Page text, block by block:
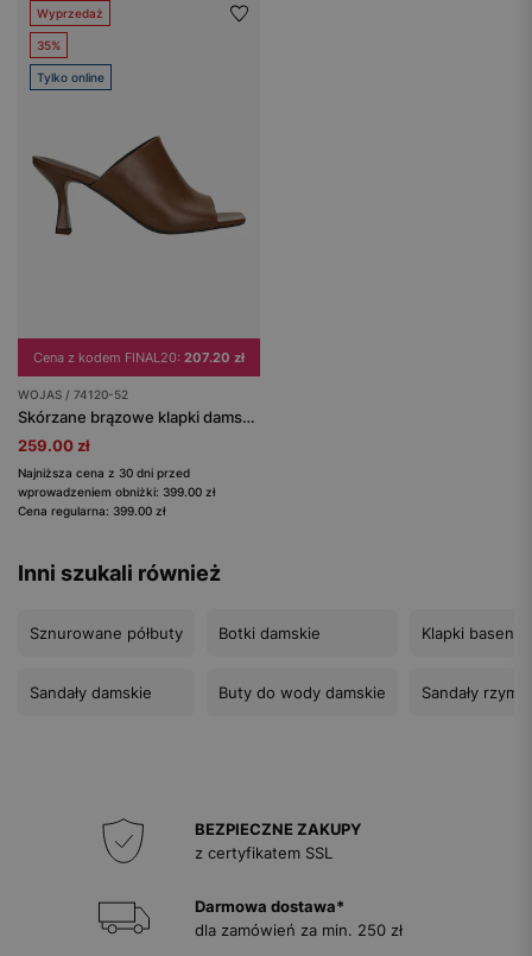
Wyprzedaż
35%
Tylko online
Cena z kodem FINAL20: 207.20 zł
WOJAS / 74120-52
Skórzane brązowe klapki damskie na obcasie
259.00 zł
Najniższa cena z 30 dni przed
wprowadzeniem obniżki: 399.00 zł
Cena regularna: 399.00 zł
Inni szukali również
Sznurowane półbuty
Sandały damskie
Botki damskie
Buty do wody damskie
Klapki
Sandały
BEZPIECZNE ZAKUPY
z certyfikatem SSL
Darmowa dostawa*
dla zamówień za min. 250 zł